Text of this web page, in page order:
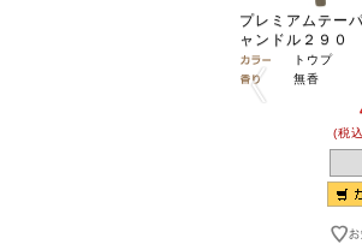
プレミアムテー
ャンドル２９０
トウプ
無香
(税